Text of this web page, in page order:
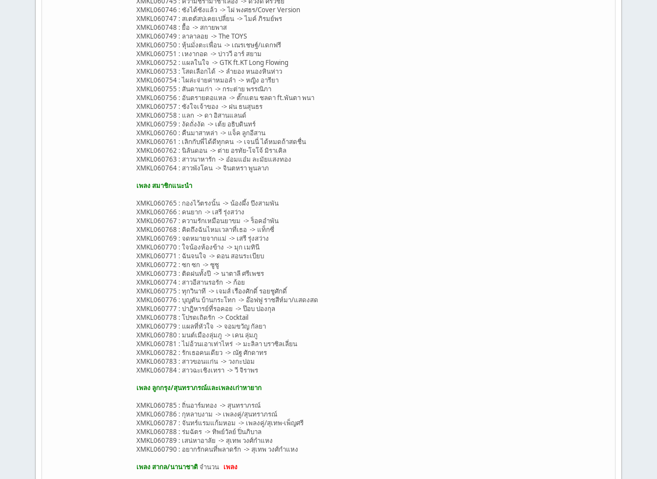
XMKL060746 : ซังได้ซังแล้ว -> ไผ่ พงศธร/Cover Version
XMKL060747 : สเตตัสบ่เคยเปลี่ยน -> ไมค์ ภิรมย์พร
XMKL060748 : ยื้อ -> สกายพาส
XMKL060749 : ลาลาลอย -> The TOYS
XMKL060750 : หุ้นมั่งตะเพื่อน -> เณรเชษฐ์/แดกฟรี
XMKL060751 : เหงากอด -> บ่าววี อาร์ สยาม
XMKL060752 : แผลในใจ -> GTK ft.KT Long Flowing
XMKL060753 : โสดเลือกได้ -> ลำยอง หนองหินห่าว
XMKL060754 : ไผล่ะจ่ายค่าหมอลำ -> หญิง อารียา
XMKL060755 : สันดานเก่า -> กระต่าย พรรณิภา
XMKL060756 : อันตรายตอแหล -> ตั๊กแตน ชลดา ft.พันตา พนา
XMKL060757 : ซังใจเจ้าของ -> ฝน ธนสุนธร
XMKL060758 : แลก -> ดา อิสานแลนด์
XMKL060759 : งัดถั่งงัด -> เต้ย อธิบดินทร์
XMKL060760 : คืนมาสาหล่า -> แจ็ค ลูกอีสาน
XMKL060761 : เลิกกับพี่ได้ดีทุกคน -> เจนนี่ ได้หมดถ้าสดชื่น
XMKL060762 : นิลันดอน -> ต่าย อรทัย-โจโจ้ มิราเคิล
XMKL060763 : สาวนาหารัก -> อ๋อมแอ๋ม ละมัยแสงทอง
XMKL060764 : สาวพังโคน -> จินตหรา พูนลาภ
เพลง สมาชิกแนะนำ
XMKL060765 : กองไว้ตรงนั้น -> น้องผึ้ง บึงสามพัน
XMKL060766 : คนยาก -> เสรี รุ่งสว่าง
XMKL060767 : ความรักเหมือนยาขม -> ร็อคอำพัน
XMKL060768 : คิดถึงฉันไหมเวลาที่เธอ -> แท็กซี่
XMKL060769 : จดหมายจากแม่ -> เสรี รุ่งสว่าง
XMKL060770 : ใจน้องห้องข้าง -> มุก เมทินี
XMKL060771 : ฉันจนใจ -> ดอน สอนระเบียบ
XMKL060772 : ซก ซก -> ซูซู
XMKL060773 : ติดฝนทั้งปี -> นาตาลี ศรีเพชร
XMKL060774 : สาวอีสานรอรัก -> ก้อย
XMKL060775 : ทุกวินาที -> เจมส์ เรืองศักดิ์ รอยชูศักดิ์
XMKL060776 : บุญตัน บ้านกระโทก -> อ๊อฟฟู ราชสีห์มา/แสดงสด
XMKL060777 : ปาฎิหารย์ที่รอคอย -> ป๊อบ ปองกุล
XMKL060778 : โปรดเถิดรัก -> Cocktail
XMKL060779 : แผลที่หัวใจ -> จอมขวัญ กัลยา
XMKL060780 : มนต์เมืองลุ่มภู -> เคน ลุ่มภู
XMKL060781 : ไม่อ้วนเอาเท่าไหร่ -> มะลิลา บราซิลเลี่ยน
XMKL060782 : รักเธอคนเดียว -> ณัฐ ศักดาทร
XMKL060783 : สาวขอนแก่น -> วงกะปอม
XMKL060784 : สาวฉะเชิงเทรา -> วี จิราพร
เพลง ลูกกรุง/สุนทราภรณ์และเพลงเก่าหายาก
XMKL060785 : ถิ่นอาร์มทอง -> สุนทราภรณ์
XMKL060786 : กุหลาบงาม -> เพลงคู่/สุนทราภรณ์
XMKL060787 : จันทร์แรมแก้มหอม -> เพลงคู่/สุเทพ-เพ็ญศรี
XMKL060788 : ร่มฉัตร -> ทิพย์วัลย์ ปิ่นภิบาล
XMKL060789 : เสน่หาอาลัย -> สุเทพ วงศ์กำแหง
XMKL060790 : อยากรักคนที่พลาดรัก -> สุเทพ วงศ์กำแหง
เพลง สากล/นานาชาติ จำนวน เพลง